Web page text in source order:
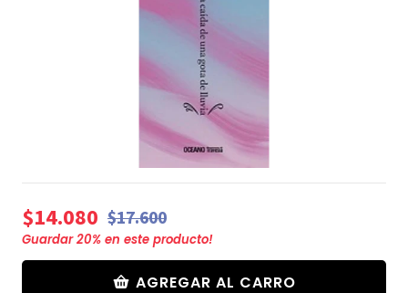
$14.080 $17.600
Guardar20% en este producto!
AGREGAR AL CARRO